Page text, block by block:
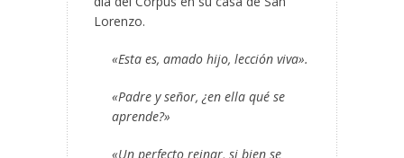
Lorenzo.
«Esta es, amado hijo, lección viva».
«Padre y señor, ¿en ella qué se
aprende?»
«Un perfecto reinar, si bien se